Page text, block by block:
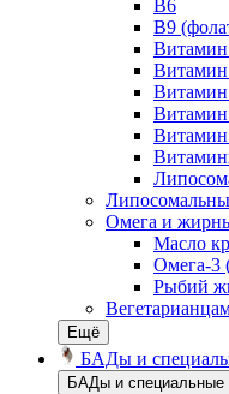
В6
В9
Омега и
Масло
Омега-3
Рыбий
Ещё
БАДы и
БАДы и специальные